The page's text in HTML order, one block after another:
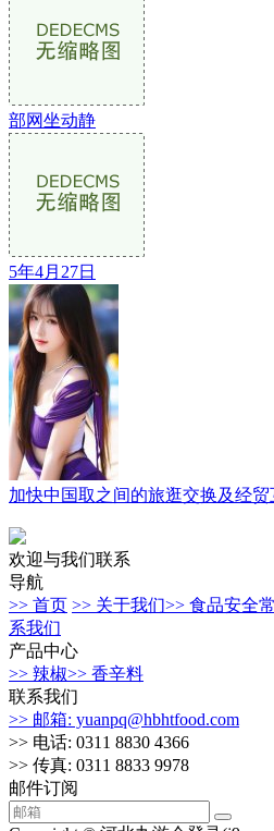
部网坐动静
5年4月27日
加快中国取之间的旅逛交换及经贸
欢迎与我们联系
导航
>> 首页 >> 关于我们>> 食品安全
系我们
产品中心
>> 辣椒>> 香辛料
联系我们
>> 邮箱: yuanpq@hbhtfood.com
>> 电话: 0311 8830 4366
>> 传真: 0311 8833 9978
邮件订阅